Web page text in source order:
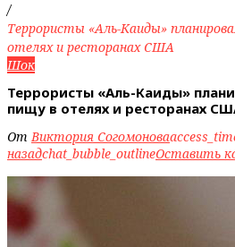
/
Террористы «Аль-Каиды»
отелях и ресторанах США
Шок
Террористы «Аль-Каиды»
пищу в отелях и ресторанах
ОтВиктория Согомонова
назадchat_bubble_outlineОставить